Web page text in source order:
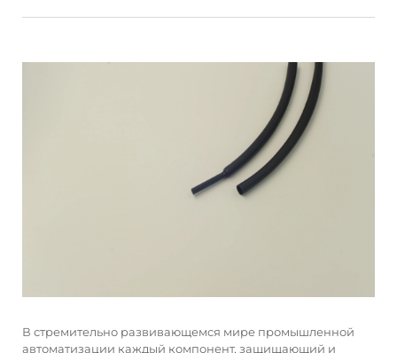
В стремительно развивающемся мире промышленной
автоматизации каждый компонент, защищающий и